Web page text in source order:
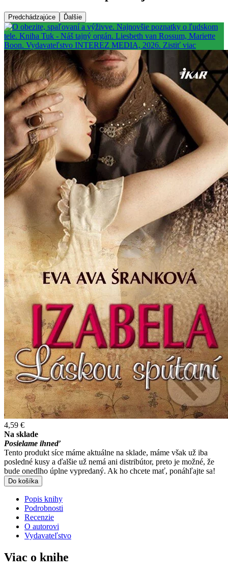
Predchádzajúce Ďalšie
4,59 €
Na sklade
Posielame ihneď
Tento produkt síce máme aktuálne na sklade, máme však už iba
posledné kusy a ďalšie už nemá ani distribútor, preto je možné, že
bude onedlho úplne vypredaný. Ak ho chcete mať, ponáhľajte sa!
Do košíka
Popis knihy
Podrobnosti
Recenzie
O autorovi
Vydavateľstvo
Viac o knihe